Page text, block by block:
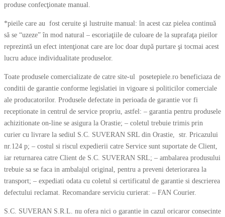
produse confecţionate manual.
*pieile care au fost ceruite şi lustruite manual: în acest caz pielea continuă
să se “uzeze” în mod natural – escoriaţiile de culoare de la suprafaţa pieilor
reprezintă un efect intenţionat care are loc doar după purtare şi tocmai acest
lucru aduce individualitate produselor.
Toate produsele comercializate de catre site-ul posetepiele.ro beneficiaza de
conditii de garantie conforme legislatiei in vigoare si politicilor comerciale
ale producatorilor. Produsele defectate in perioada de garantie vor fi
receptionate in centrul de service propriu, astfel: – garantia pentru produsele
achizitionate on-line se asigura la Orastie; – coletul trebuie trimis prin
curier cu livrare la sediul S.C. SUVERAN SRL din Orastie, str. Pricazului
nr.124 p; – costul si riscul expedierii catre Service sunt suportate de Client,
iar returnarea catre Client de S.C. SUVERAN SRL; – ambalarea produsului
trebuie sa se faca in ambalajul original, pentru a preveni deteriorarea la
transport; – expediati odata cu coletul si certificatul de garantie si descrierea
defectului reclamat. Recomandare serviciu curierat: – FAN Courier.
S.C. SUVERAN S.R.L. nu ofera nici o garantie in cazul oricaror consecinte